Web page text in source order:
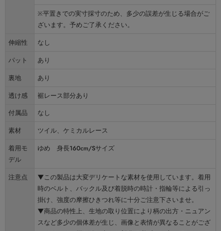
※平置きでの実寸採寸のため、多少の誤差が生じる場合がご
ざいます。予めご了承ください。
伸縮性
なし
パット
あり
裏地
あり
透け感
裾レース部分あり
付属品
なし
素材
ツイル、ケミカルレース
着用モ
デル
ゆめ 身長160cm/Sサイズ
注意点
▼この製品は大変デリケートな素材を使用しています。着用
時のベルト、バックル及び着脱時の時計・指輪等による引っ
掛け、強度の摩擦ひきつれ等に十分ご注意下さいませ。
▼商品の特性上、生地の取り位置により柄の出方・ニュアン
スなど多少の個体差が生じ、画像と表情が異なることがござ